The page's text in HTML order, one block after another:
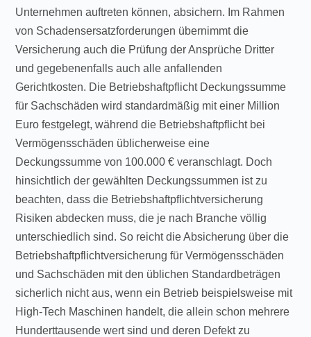
Unternehmen auftreten können, absichern. Im Rahmen
von Schadensersatzforderungen übernimmt die
Versicherung auch die Prüfung der Ansprüche Dritter
und gegebenenfalls auch alle anfallenden
Gerichtkosten. Die Betriebshaftpflicht Deckungssumme
für Sachschäden wird standardmäßig mit einer Million
Euro festgelegt, während die Betriebshaftpflicht bei
Vermögensschäden üblicherweise eine
Deckungssumme von 100.000 € veranschlagt. Doch
hinsichtlich der gewählten Deckungssummen ist zu
beachten, dass die Betriebshaftpflichtversicherung
Risiken abdecken muss, die je nach Branche völlig
unterschiedlich sind. So reicht die Absicherung über die
Betriebshaftpflichtversicherung für Vermögensschäden
und Sachschäden mit den üblichen Standardbeträgen
sicherlich nicht aus, wenn ein Betrieb beispielsweise mit
High-Tech Maschinen handelt, die allein schon mehrere
Hunderttausende wert sind und deren Defekt zu